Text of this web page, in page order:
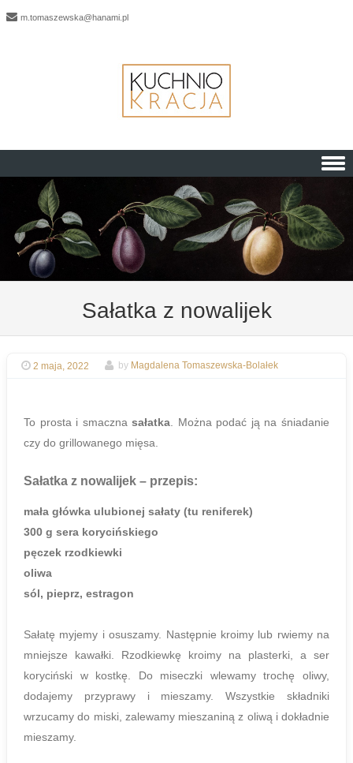
m.tomaszewska@hanami.pl
Skip to content
Sałatka z nowalijek
2 maja, 2022 by Magdalena Tomaszewska-Bolałek
To prosta i smacznasałatka. Można podać ją na śniadanie
czy do grillowanego mięsa.
Sałatka z nowalijek – przepis:
mała główka ulubionej sałaty (tu reniferek)
300 g sera korycińskiego
pęczek rzodkiewki
oliwa
sól, pieprz, estragon
Sałatę myjemy i osuszamy. Następnie kroimy lub rwiemy na
mniejsze kawałki. Rzodkiewkę kroimy na plasterki, a ser
koryciński w kostkę. Do miseczki wlewamy trochę oliwy,
dodajemy przyprawy i mieszamy. Wszystkie składniki
wrzucamy do miski, zalewamy mieszaniną z oliwą i dokładnie
mieszamy.